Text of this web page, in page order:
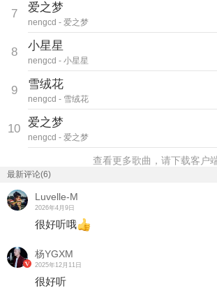
7 爱之梦
nengcd - 爱之梦
8 小星星
nengcd - 小星星
9 雪绒花
nengcd - 雪绒花
10 爱之梦
nengcd - 爱之梦
查看更多歌曲，请下载客户
最新评论(6)
Luvelle-M
2026年4月9日
很好听哦
杨YGXM
2025年12月11日
很好听